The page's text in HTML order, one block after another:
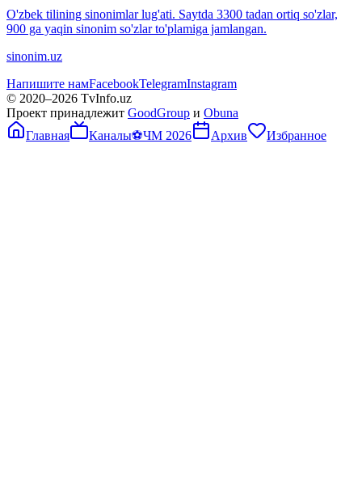
O'zbek tilining sinonimlar lug'ati. Saytda 3300 tadan ortiq so'zlar,
900 ga yaqin sinonim so'zlar to'plamiga jamlangan.
sinonim.uz
Напишите намFacebookTelegramInstagram
© 2020–2026 TvInfo.uz
Проект принадлежит GoodGroup и Obuna
Главная
Каналы⚽ЧМ 2026 Архив Избранное